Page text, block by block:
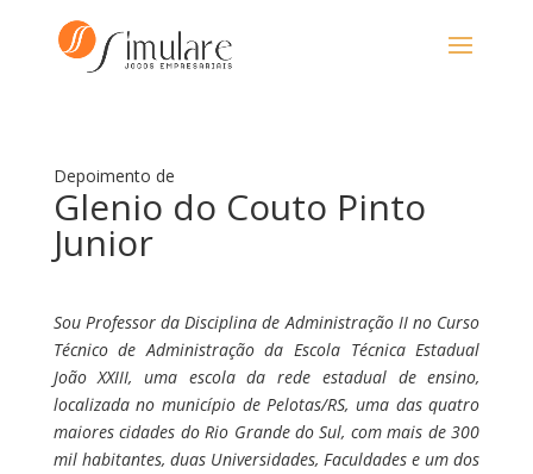
Glenio do Couto Pinto
Junior
Sou Professor da Disciplina de Administração II no Curso
Técnico de Administração da Escola Técnica Estadual
João XXIII, uma escola da rede estadual de ensino,
localizada no município de Pelotas/RS, uma das quatro
maiores cidades do Rio Grande do Sul, com mais de 300
mil habitantes, duas Universidades, Faculdades e um dos